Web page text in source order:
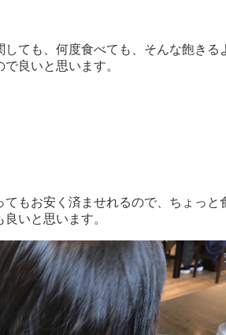
しても、何度食べても、そんな飽きる
良いと思います。
てもお安く済ませれるので、ちょっと
いと思います。